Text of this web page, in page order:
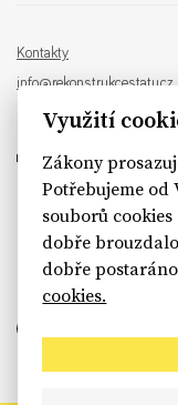
Kontakty
info@rekonstrukcestatu.cz
Návrh a vývoj: Sinfin ,
sinfin.digital
Využití
Zákony
Potřebujeme od
souborů
dobře
dobře
cookies.